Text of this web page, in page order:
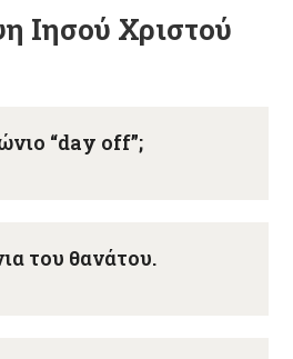
Ιησού Χριστού
“day off”;
του θανάτου.